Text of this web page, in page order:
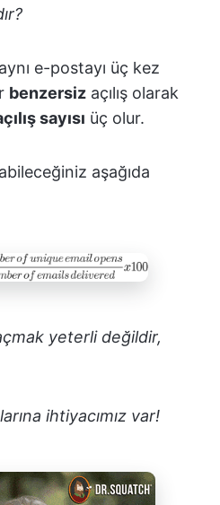
e-postayı üç kez
benzersiz açılış olarak
sayısı üç olur.
aşağıda
yeterli değildir,
ihtiyacımız var!